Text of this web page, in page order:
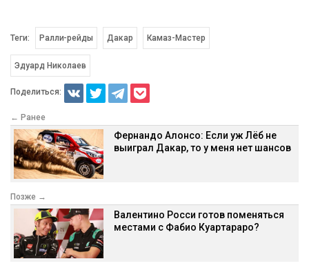
Теги: Ралли-рейды Дакар Камаз-Мастер
Эдуард Николаев
Поделиться:
← Ранее
Фернандо Алонсо: Если уж Лёб не
выиграл Дакар, то у меня нет шансов
Позже →
Валентино Росси готов поменяться
местами с Фабио Куартараро?